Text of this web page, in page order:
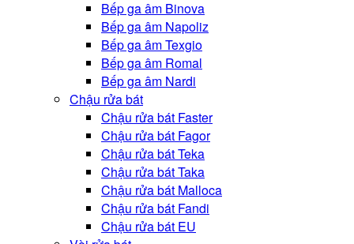
Bếp ga âm Binova
Bếp ga âm Napoliz
Bếp ga âm Texgio
Bếp ga âm Romal
Bếp ga âm Nardi
Chậu rửa bát
Chậu rửa bát Faster
Chậu rửa bát Fagor
Chậu rửa bát Teka
Chậu rửa bát Taka
Chậu rửa bát Malloca
Chậu rửa bát Fandi
Chậu rửa bát EU